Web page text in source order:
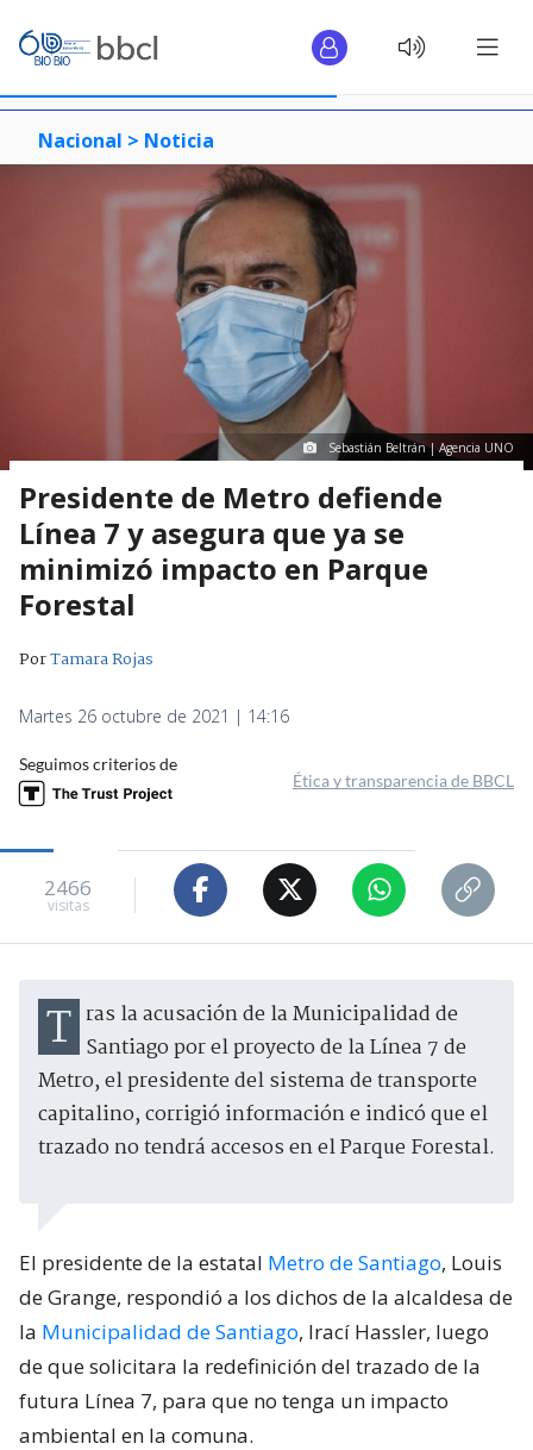
Nacional > Noticia
Sebastián Beltrán | Agencia UNO
Presidente de Metro defiende
Línea 7 y asegura que ya se
minimizó impacto en Parque
Forestal
PorTamara Rojas
Martes 26 octubre de 2021 | 14:16
Seguimos criterios de
Ética y transparencia de BBCL
2466
visitas
Tras la acusación de la Municipalidad de Santiago por el proyecto de la Línea 7 de
Metro, el presidente del sistema de transporte
capitalino, corrigió información e indicó que el
trazado no tendrá accesos en el Parque Forestal.
El presidente de la estatal Metro de Santiago, Louis
de Grange, respondió a los dichos de la alcaldesa de
la Municipalidad de Santiago, Irací Hassler, luego
de que solicitara la redefinición del trazado de la
futura Línea 7, para que no tenga un impacto
ambiental en la comuna.